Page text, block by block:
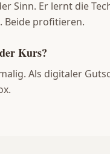
Sinn. Er lernt die
Beide profitieren.
Kurs?
Als digitaler